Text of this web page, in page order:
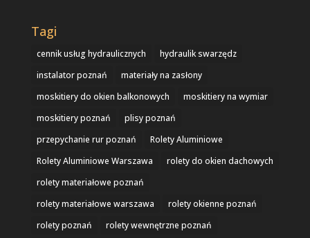
Tagi
cennik usług hydraulicznych
hydraulik swarzędz
instalator poznań
materiały na zasłony
moskitiery do okien balkonowych
moskitiery na wymiar
moskitiery poznań
plisy poznań
przepychanie rur poznań
Rolety Aluminiowe
Rolety Aluminiowe Warszawa
rolety do okien dachowych
rolety materiałowe poznań
rolety materiałowe warszawa
rolety okienne poznań
rolety poznań
rolety wewnętrzne poznań